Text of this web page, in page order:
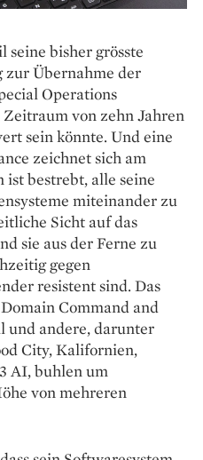
seine bisher grösste
zur Übernahme der
Operations
von zehn Jahren
sein könnte. Und eine
zeichnet sich am
ist bestrebt, alle seine
miteinander zu
Sicht auf das
sie aus der Ferne zu
gegen
resistent sind. Das
Command and
und andere, darunter
City, Kalifornien,
AI, buhlen um
von mehreren